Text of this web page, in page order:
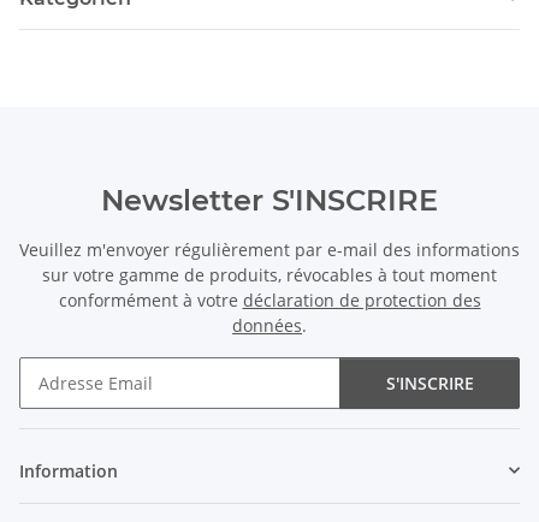
Newsletter S'INSCRIRE
Veuillez m'envoyer régulièrement par e-mail des informations
sur votre gamme de produits, révocables à tout moment
conformément à votre déclaration de protection des
données.
S'INSCRIRE
Information